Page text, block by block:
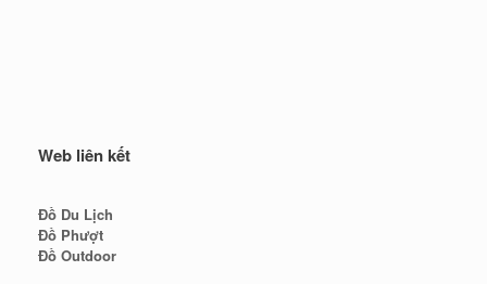
Web liên kết
Đồ Du Lịch
Đồ Phượt
Đồ Outdoor